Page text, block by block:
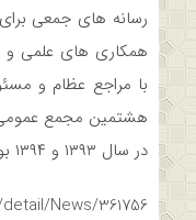
رسانه های جمعی
همکاری های علمی و
با مراجع عظام و
هشتمین مجمع
در سال ۱۳۹۳ و ۱۳۹۴ بوده است.
News/361756